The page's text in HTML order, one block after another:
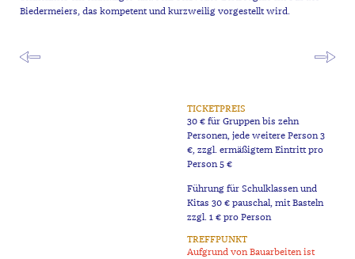
Biedermeiers, das kompetent und kurzweilig vorgestellt wird.
TICKETPREIS
30 € für Gruppen bis zehn
Personen, jede weitere Person 3
€, zzgl. ermäßigtem Eintritt pro
Person 5 €
Führung für Schulklassen und
Kitas 30 € pauschal, mit Basteln
zzgl. 1 € pro Person
TREFFPUNKT
Aufgrund von Bauarbeiten ist